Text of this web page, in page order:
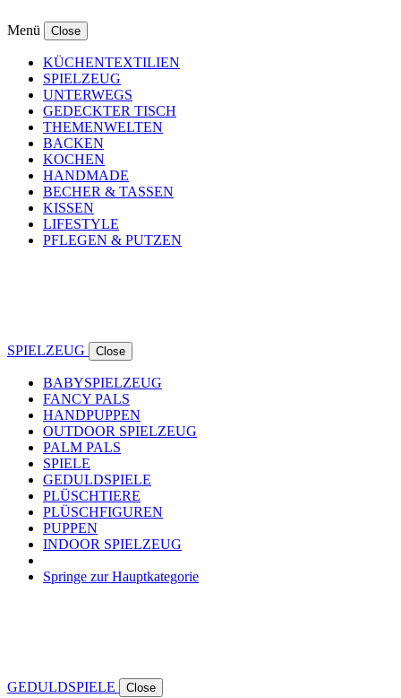
Menü Close
KÜCHENTEXTILIEN
SPIELZEUG
UNTERWEGS
GEDECKTER TISCH
THEMENWELTEN
BACKEN
KOCHEN
HANDMADE
BECHER & TASSEN
KISSEN
LIFESTYLE
PFLEGEN & PUTZEN
SPIELZEUG Close
BABYSPIELZEUG
FANCY PALS
HANDPUPPEN
OUTDOOR SPIELZEUG
PALM PALS
SPIELE
GEDULDSPIELE
PLÜSCHTIERE
PLÜSCHFIGUREN
PUPPEN
INDOOR SPIELZEUG
Springe zur Hauptkategorie
GEDULDSPIELE Close